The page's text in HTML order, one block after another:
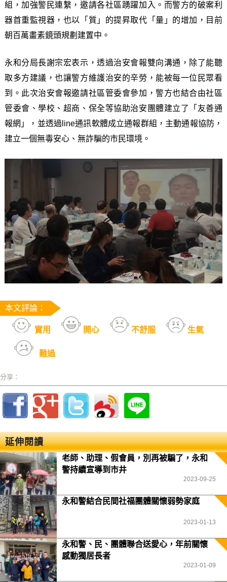
組，加強警民連繫，邀請各社區踴躍加入。而警方的破案利
器首重監視器，也以「質」的提昇取代「量」的增加，目前
朝百萬畫素鏡頭規劃建置中。
永和分局長謝宗宏表示，透過治安會報雙向溝通，除了能聽
取多方建議，也讓警方維護治安的辛勞，能被每一位民眾看
到。此次治安會報邀請社區管委會參加，警方也結合由社區
管委會、學校、超商、保全等協助治安團體建立了「友善通
報網」，並透過line通訊軟體成立通報群組，主動通報協防，
建立一個無毒安心、無詐騙的市民環境。
本文評論：
實用 開心 不舒服 生氣
難過
分享：
延伸閱讀
老師、助理、假會員，別再被騙了，永和
警持續宣導到市井
2023-09-25
永和警結合民間社福團體關懷弱勢家庭
2023-01-13
永和警、民、團體聯合送愛心，年前關懷
感動獨居長者
2023-01-09